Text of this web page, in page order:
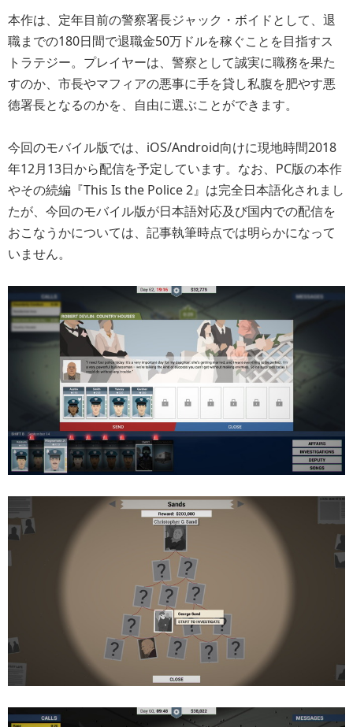
本作は、定年目前の警察署長ジャック・ボイドとして、退
職までの180日間で退職金50万ドルを稼ぐことを目指すス
トラテジー。プレイヤーは、警察として誠実に職務を果た
すのか、市長やマフィアの悪事に手を貸し私腹を肥やす悪
徳署長となるのかを、自由に選ぶことができます。
今回のモバイル版では、iOS/Android向けに現地時間2018
年12月13日から配信を予定しています。なお、PC版の本作
やその続編『This Is the Police 2』は完全日本語化されまし
たが、今回のモバイル版が日本語対応及び国内での配信を
おこなうかについては、記事執筆時点では明らかになって
いません。